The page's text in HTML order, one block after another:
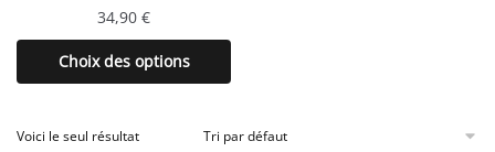
34,90 €
Choix des options
Ce
produit
plusieurs
Voici le seul résultat